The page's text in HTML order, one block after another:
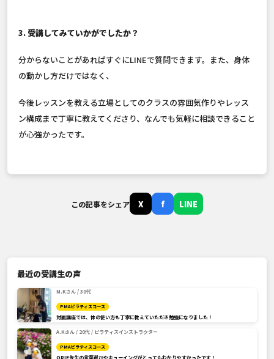
3. 受講してみていかがでしたか？
分からないことがあればすぐにLINEで質問できます。また、身体
の動かし方だけではなく、
今後レッスンを教える立場としてのクラスの雰囲気作りやレッス
ン構成まで丁寧に教えてくださり、なんでも気軽に相談できること
が心強かったです。
この記事をシェア X f LINE
最近の受講生の声
M.Kさん / 30代
PMAピラティスコース
対面講座では、体の使い方も丁寧に教えていただき勉強になりました！
A.Kさん / 20代 / ピラティスインストラクター
PMAピラティスコース